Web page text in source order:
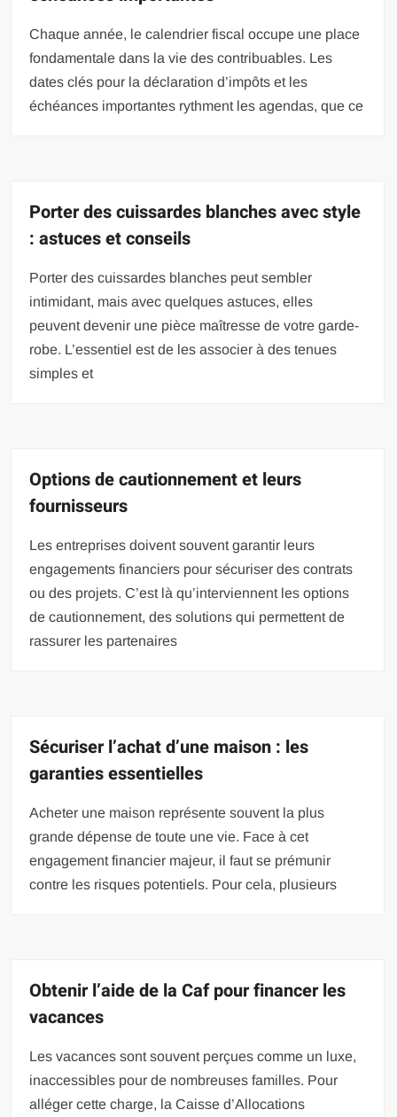
Chaque année, le calendrier fiscal occupe une place
fondamentale dans la vie des contribuables. Les
dates clés pour la déclaration d’impôts et les
échéances importantes rythment les agendas, que ce
Porter des cuissardes blanches avec style
: astuces et conseils
Porter des cuissardes blanches peut sembler
intimidant, mais avec quelques astuces, elles
peuvent devenir une pièce maîtresse de votre garde-
robe. L’essentiel est de les associer à des tenues
simples et
Options de cautionnement et leurs
fournisseurs
Les entreprises doivent souvent garantir leurs
engagements financiers pour sécuriser des contrats
ou des projets. C’est là qu’interviennent les options
de cautionnement, des solutions qui permettent de
rassurer les partenaires
Sécuriser l’achat d’une maison : les
garanties essentielles
Acheter une maison représente souvent la plus
grande dépense de toute une vie. Face à cet
engagement financier majeur, il faut se prémunir
contre les risques potentiels. Pour cela, plusieurs
Obtenir l’aide de la Caf pour financer les
vacances
Les vacances sont souvent perçues comme un luxe,
inaccessibles pour de nombreuses familles. Pour
alléger cette charge, la Caisse d’Allocations